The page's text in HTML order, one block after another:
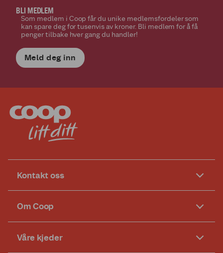
BLI MEDLEM
Som medlem i Coop får du unike medlemsfordeler som
kan spare deg for tusenvis av kroner. Bli medlem for å få
penger tilbake hver gang du handler!
Meld deg inn
Kontakt oss
Om Coop
Våre kjeder